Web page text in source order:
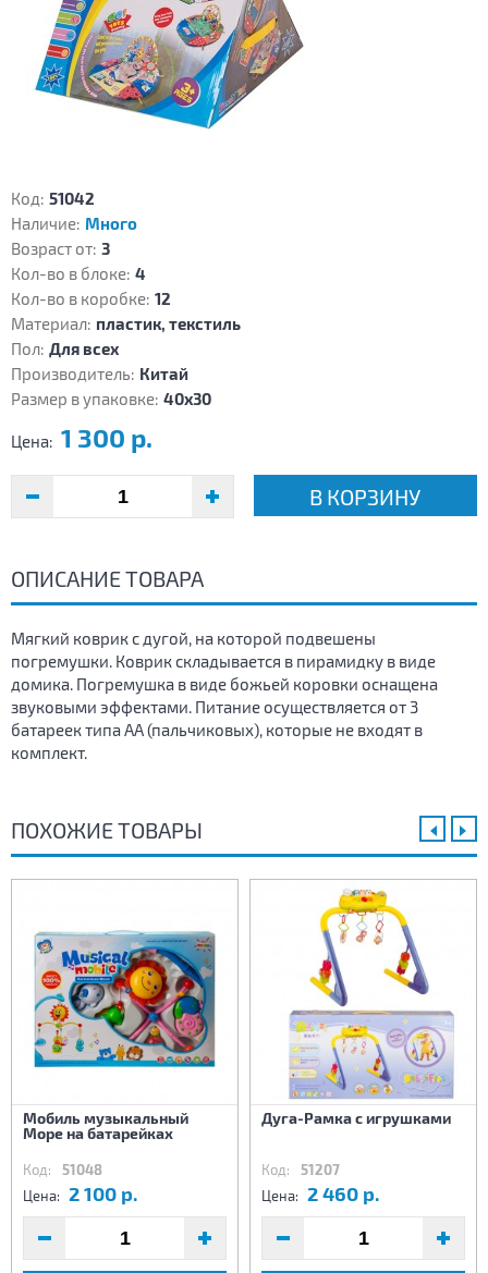
Код: 51042
Наличие: Много
Возраст от: 3
Кол-во в блоке: 4
Кол-во в коробке: 12
Материал: пластик, текстиль
Пол: Для всех
Производитель: Китай
Размер в упаковке: 40х30
Цена: 1 300 р.
В КОРЗИНУ
ОПИСАНИЕ ТОВАРА
Мягкий коврик с дугой, на которой подвешены
погремушки. Коврик складывается в пирамидку в виде
домика. Погремушка в виде божьей коровки оснащена
звуковыми эффектами. Питание осуществляется от 3
батареек типа АА (пальчиковых), которые не входят в
комплект.
ПОХОЖИЕ ТОВАРЫ
Мобиль музыкальный
Море на батарейках
Код: 51048
Цена: 2 100 р.
Дуга-Рамка с игрушками
Код: 51207
Цена: 2 460 р.